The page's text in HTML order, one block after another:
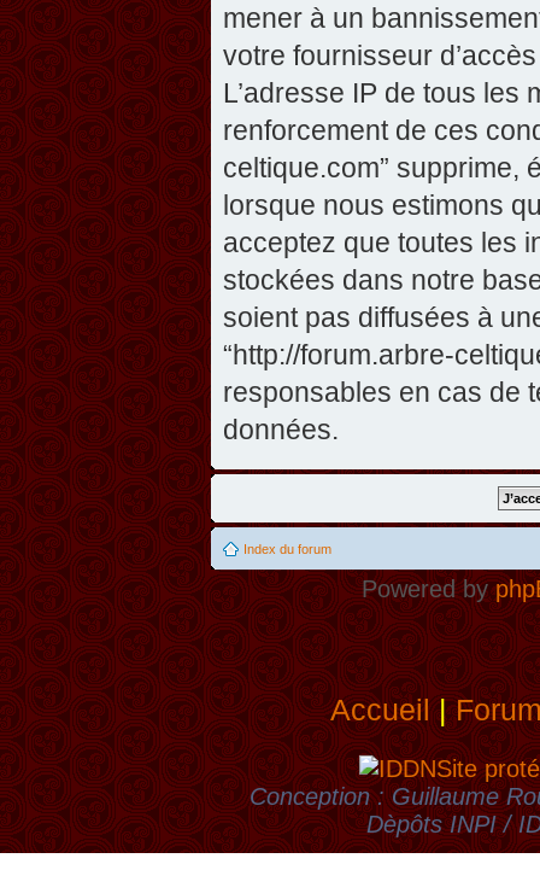
mener à un
votre fournisseur
L’adresse IP de tous
renforcement de ces
celtique.com” supprime,
lorsque nous estimons
acceptez que toutes les
stockées dans notre
soient pas diffusées à
“http://forum.arbre-
responsables en cas de
données.
Index du forum
Powered by
Accueil|
Site
Conception : Guillaume
Dèpôts INPI /